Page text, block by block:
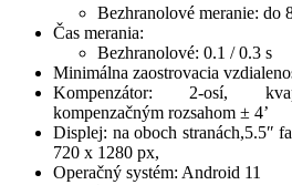
Bezhranolové meranie: do
Čas merania:
Bezhranolové: 0.1 / 0.3 s
Minimálna zaostrovacia
Kompenzátor: 2-osí,
kompenzačným rozsahom ± 4’
Displej: na oboch stranách,5.5″
720 x 1280 px,
Operačný systém: Android 11